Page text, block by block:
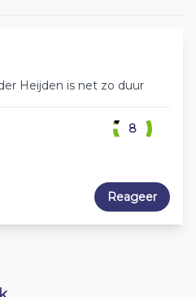
Heijden is net zo duur
8
Reageer